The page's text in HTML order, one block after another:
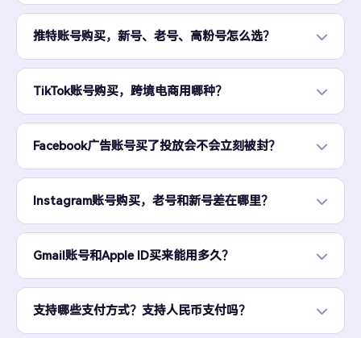
推特账号购买，新号、老号、高粉号怎么选？
TikTok账号购买，跨境电商用哪种？
Facebook广告账号买了投放会不会立刻被封？
Instagram账号购买，老号和新号差在哪里？
Gmail账号和Apple ID买来能用多久？
支持哪些支付方式？支持人民币支付吗？